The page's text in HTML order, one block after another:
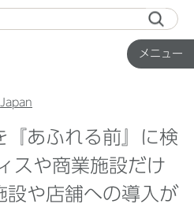
メニュー
Japan
『あふれる前』に検
スや商業施設だけ
設や店舗への導入が